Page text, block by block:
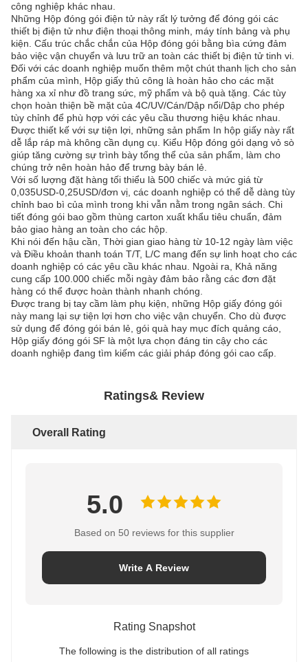
công nghiệp khác nhau.
Những Hộp đóng gói điện tử này rất lý tưởng để đóng gói các
thiết bị điện tử như điện thoại thông minh, máy tính bảng và phụ
kiện. Cấu trúc chắc chắn của Hộp đóng gói bằng bìa cứng đảm
bảo việc vận chuyển và lưu trữ an toàn các thiết bị điện tử tinh vi.
Đối với các doanh nghiệp muốn thêm một chút thanh lịch cho sản
phẩm của mình, Hộp giấy thủ công là hoàn hảo cho các mặt
hàng xa xỉ như đồ trang sức, mỹ phẩm và bộ quà tặng. Các tùy
chọn hoàn thiện bề mặt của 4C/UV/Cán/Dập nổi/Dập cho phép
tùy chỉnh để phù hợp với các yêu cầu thương hiệu khác nhau.
Được thiết kế với sự tiện lợi, những sản phẩm In hộp giấy này rất
dễ lắp ráp mà không cần dụng cụ. Kiểu Hộp đóng gói dạng vỏ sò
giúp tăng cường sự trình bày tổng thể của sản phẩm, làm cho
chúng trở nên hoàn hảo để trưng bày bán lẻ.
Với số lượng đặt hàng tối thiểu là 500 chiếc và mức giá từ
0,035USD-0,25USD/đơn vị, các doanh nghiệp có thể dễ dàng tùy
chỉnh bao bì của mình trong khi vẫn nằm trong ngân sách. Chi
tiết đóng gói bao gồm thùng carton xuất khẩu tiêu chuẩn, đảm
bảo giao hàng an toàn cho các hộp.
Khi nói đến hậu cần, Thời gian giao hàng từ 10-12 ngày làm việc
và Điều khoản thanh toán T/T, L/C mang đến sự linh hoạt cho các
doanh nghiệp có các yêu cầu khác nhau. Ngoài ra, Khả năng
cung cấp 100.000 chiếc mỗi ngày đảm bảo rằng các đơn đặt
hàng có thể được hoàn thành nhanh chóng.
Được trang bị tay cầm làm phụ kiện, những Hộp giấy đóng gói
này mang lại sự tiện lợi hơn cho việc vận chuyển. Cho dù được
sử dụng để đóng gói bán lẻ, gói quà hay mục đích quảng cáo,
Hộp giấy đóng gói SF là một lựa chọn đáng tin cậy cho các
doanh nghiệp đang tìm kiếm các giải pháp đóng gói cao cấp.
Ratings& Review
Overall Rating
5.0
Based on 50 reviews for this supplier
Write A Review
Rating Snapshot
The following is the distribution of all ratings